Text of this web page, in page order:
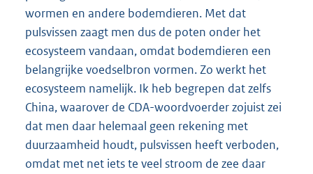
wormen en andere bodemdieren. Met dat
pulsvissen zaagt men dus de poten onder het
ecosysteem vandaan, omdat bodemdieren een
belangrijke voedselbron vormen. Zo werkt het
ecosysteem namelijk. Ik heb begrepen dat zelfs
China, waarover de CDA-woordvoerder zojuist zei
dat men daar helemaal geen rekening met
duurzaamheid houdt, pulsvissen heeft verboden,
omdat met net iets te veel stroom de zee daar